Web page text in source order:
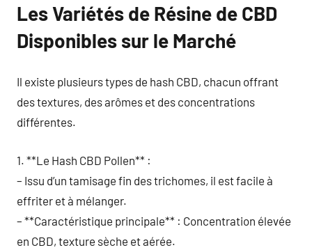
Les Variétés de Résine de CBD
Disponibles sur le Marché
Il existe plusieurs types de hash CBD, chacun offrant
des textures, des arômes et des concentrations
différentes.
1. **Le Hash CBD Pollen** :
– Issu d’un tamisage fin des trichomes, il est facile à
effriter et à mélanger.
– **Caractéristique principale** : Concentration élevée
en CBD, texture sèche et aérée.